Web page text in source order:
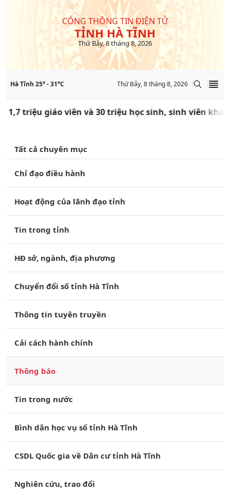
CỔNG THÔNG TIN ĐIỆN TỬ
TỈNH HÀ TĨNH
Thứ Bảy, 8 tháng 8, 2026
Hà Tĩnh 25° -31°C Thứ Bảy, 8 tháng 8, 2026
1,7 triệu giáo viên và 30 triệu học sinh, sinh viên khai
Tất cả chuyên mục
Chỉ đạo điều hành
Hoạt động của lãnh đạo tỉnh
Tin trong tỉnh
HĐ sở, ngành, địa phương
Chuyển đổi số tỉnh Hà Tĩnh
Thông tin tuyên truyền
Cải cách hành chính
Thông báo
Tin trong nước
Bình dân học vụ số tỉnh Hà Tĩnh
CSDL Quốc gia về Dân cư tỉnh Hà Tĩnh
Nghiên cứu, trao đổi